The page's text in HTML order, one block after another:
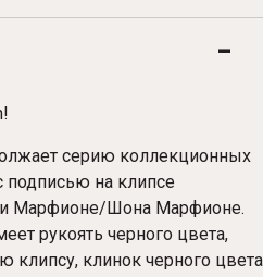
серию коллекционных
подписью на клипсе
Марфионе/Шона Марфионе.
рукоять черного цвета,
клипсу, клинок черного цвета